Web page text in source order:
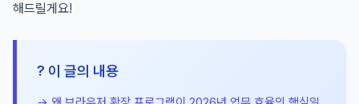
해드릴게요!
? 이 글의 내용